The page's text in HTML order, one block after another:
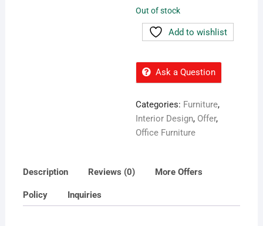
Out of stock
Add to wishlist
Ask a Question
Categories: Furniture,
Interior Design, Offer,
Office Furniture
Description Reviews (0) More Offers
Policy Inquiries